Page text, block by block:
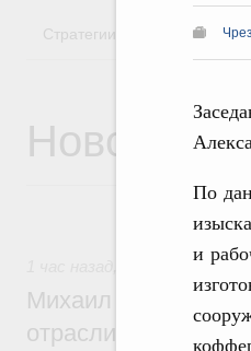
По
и
Стратегии
Новости
Михаил Мишустин
отрасли с